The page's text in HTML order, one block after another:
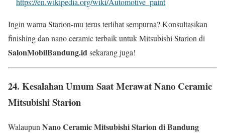
Ingin warna Starion-mu terus terlihat sempurna? Konsultasikan
finishing dan nano ceramic terbaik untuk Mitsubishi Starion di
SalonMobilBandung.idsekarang juga!
24. Kesalahan Umum Saat Merawat Nano Ceramic
Mitsubishi Starion
Walaupun Nano Ceramic Mitsubishi Starion di Bandung